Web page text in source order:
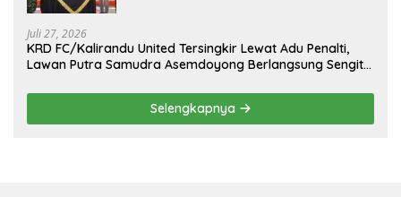
Juli 27, 2026
KRD FC/Kalirandu United Tersingkir Lewat Adu Penalti,
Lawan Putra Samudra Asemdoyong Berlangsung Sengit
Selengkapnya